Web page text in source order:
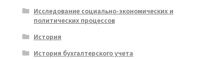
Исследование социально-экономических и
политических процессов
История
История бухгалтерского учета